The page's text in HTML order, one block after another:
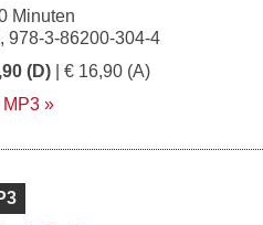
Minuten
978-3-86200-304-4
(D) | € 16,90 (A)
MP3